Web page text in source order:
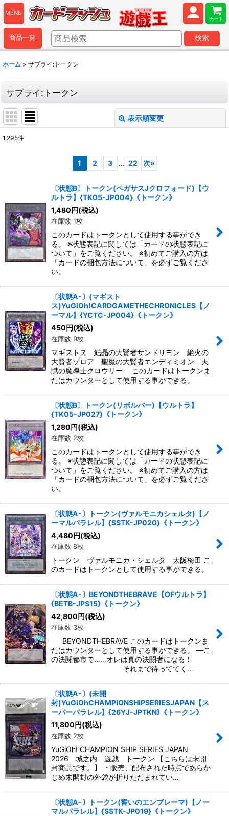
MENU
カート
商品一覧 検索
ホーム > サプライ:トークン
サプライ:トークン
表示順変更
絞り込む
1,295件
1 2 3 ... 22 次»
〔状態B〕トークン(ペガサスJクロフォード)【ウ
ルトラ】{TK05-JP004}《トークン》
1,480円(税込)
在庫数 1枚
このカードはトークンとして使用する事ができ
る。 ※状態表記に関しては「カードの状態表記に
ついて」をご覧ください。 ※初めてご購入の方は
「カードの梱包方法について」を必ずご覧くださ
い。
〔状態A-〕(マギスト
ス)YuGiOh!CARDGAMETHECHRONICLES【ノ
ーマル】{YCTC-JP004}《トークン》
450円(税込)
在庫数 9枚
マギストス 結晶の大賢者サンドリヨン 絶火の
大賢者ゾロア 聖魔の大賢者エンディミオン 天
賦の魔導士クロウリー このカードはトークンま
たはカウンターとして使用する事ができる。
〔状態B〕トークン(リボルバー)【ウルトラ】
{TK05-JP027}《トークン》
1,280円(税込)
在庫数 2枚
このカードはトークンとして使用する事ができ
る。 ※状態表記に関しては「カードの状態表記に
ついて」をご覧ください。 ※初めてご購入の方は
「カードの梱包方法について」を必ずご覧くださ
い。
〔状態A-〕トークン(ヴァルモニカシェルタ)【ノ
ーマルパラレル】{SSTK-JP020}《トークン》
4,480円(税込)
在庫数 8枚
トークン ヴァルモニカ・シェルタ 大阪梅田 こ
のカードはトークンとして使用する事ができる。
〔状態A-〕BEYONDTHEBRAVE【OFウルトラ】
{BETB-JPS15}《トークン》
42,800円(税込)
在庫数 3枚
BEYONDTHEBRAVE このカードはトークンま
たはカウンターとして使用する事ができる。 ―こ
の決闘都市で……オレは真の決闘者になる！
それまで待っててく…
〔状態A-〕(未開
封)YuGiOhCHAMPIONSHIPSERIESJAPAN【ス
ーパーパラレル】{26YJ-JPTKN}《トークン》
11,800円(税込)
在庫数 2枚
YuGiOh! CHAMPION SHIP SERIES JAPAN
2026 城之内 遊戯 トークン 【こちらは未開
封商品です。】 ・販売、配布された時点であらか
じめ未開封の外袋が折りたたまれてい…
〔状態A-〕トークン(誓いのエンブレーマ)【ノー
マルパラレル】{SSTK-JP019}《トークン》